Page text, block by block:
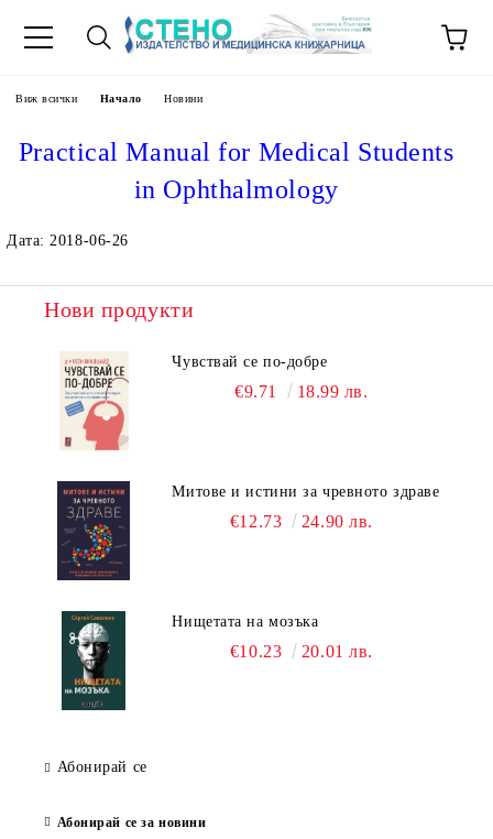
Виж всички Начало Новини
Practical Manual for Medical Students
in Ophthalmology
Дата: 2018-06-26
Нови продукти
Чувствай се по-добре
€9.71 18.99 лв.
Митове и истини за чревното здраве
€12.73 24.90 лв.
Нищетата на мозъка
€10.23 20.01 лв.
Абонирай се
Абонирай се за новини